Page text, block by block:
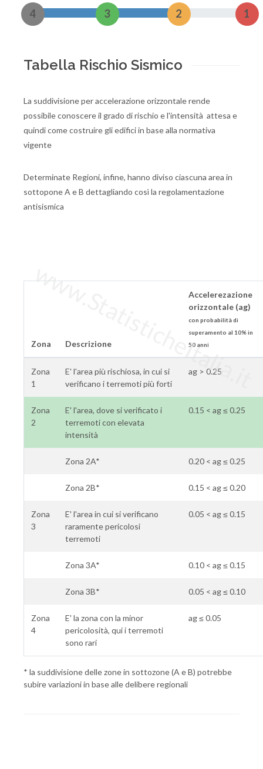
4 3 2 1
Tabella Rischio Sismico
La suddivisione per accelerazione orizzontale rende
possibile conoscere il grado di rischio e l'intensità attesa e
quindi come costruire gli edifici in base alla normativa
vigente
Determinate Regioni, infine, hanno diviso ciascuna area in
sottopone A e B dettagliando così la regolamentazione
antisismica
Zona Descrizione
Accelerezazione
orizzontale (ag)
con probabilità di
superamento al 10% in
50 anni
Zona
1
E' l'area più rischiosa, in cui si
verificano i terremoti più forti
ag > 0.25
Zona
2
E' l'area, dove si verificato i
terremoti con elevata
intensità
0.15 < ag ≤ 0.25
Zona 2A* 0.20 < ag ≤ 0.25
Zona 2B* 0.15 < ag ≤ 0.20
Zona
3
E' l'area in cui si verificano
raramente pericolosi
terremoti
0.05 < ag ≤ 0.15
Zona 3A* 0.10 < ag ≤ 0.15
Zona 3B* 0.05 < ag ≤ 0.10
Zona
4
E' la zona con la minor
pericolosità, qui i terremoti
sono rari
ag ≤ 0.05
www.StatisticheItalia.it
* la suddivisione delle zone in sottozone (A e B) potrebbe
subire variazioni in base alle delibere regionali